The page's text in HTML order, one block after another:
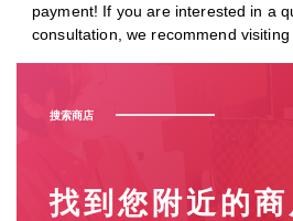
payment! If you are interested in a
consultation, we recommend
搜索商店
找到您附近的商